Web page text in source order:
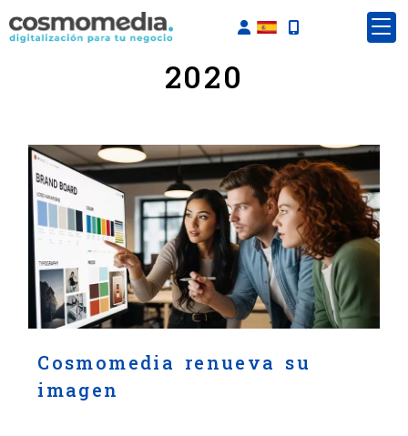
Identifícate
2020
Cosmomedia renueva su
imagen